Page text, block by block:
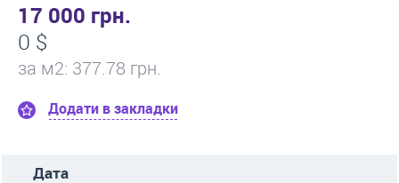
17 000 грн.
0 $
за м2: 377.78 грн.
Додати в закладки
Дата